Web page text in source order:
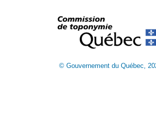
© Gouvernement du Québec,